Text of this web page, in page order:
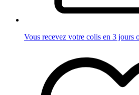
Vous recevez votre colis en 3 jours